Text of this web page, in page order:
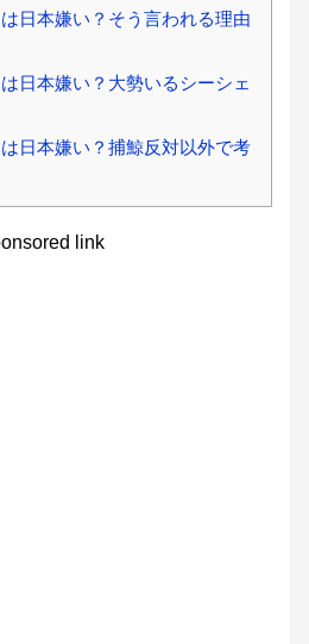
日本嫌い？そう言われる理由
日本嫌い？大勢いるシーシェ
日本嫌い？捕鯨反対以外で考
link